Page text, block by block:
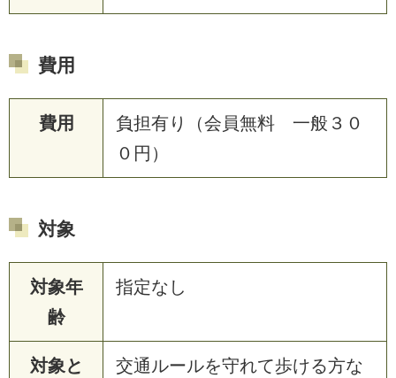
費用
費用
負担有り（会員無料 一般３０
０円）
対象
対象年
齢
指定なし
対象と
交通ルールを守れて歩ける方な